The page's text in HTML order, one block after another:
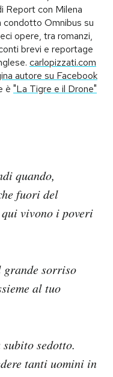
calcio 2026
Report con Milena
condotto Omnibus su
opere, tra romanzi,
brevi e reportage
carlopizzati.com
autore su Facebook
è "La Tigre e il Drone"
quando,
fuori del
vivono i poveri
sorriso
al tuo
subito sedotto.
tanti uomini in